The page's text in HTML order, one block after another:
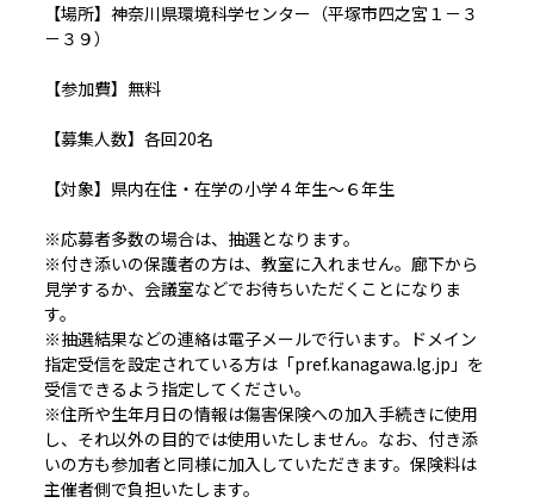
【場所】神奈川県環境科学センター（平塚市四之宮１－３
－３９）
【参加費】無料
【募集人数】各回20名
【対象】県内在住・在学の小学４年生～６年生
※応募者多数の場合は、抽選となります。
※付き添いの保護者の方は、教室に入れません。廊下から
見学するか、会議室などでお待ちいただくことになりま
す。
※抽選結果などの連絡は電子メールで行います。ドメイン
指定受信を設定されている方は「pref.kanagawa.lg.jp」を
受信できるよう指定してください。
※住所や生年月日の情報は傷害保険への加入手続きに使用
し、それ以外の目的では使用いたしません。なお、付き添
いの方も参加者と同様に加入していただきます。保険料は
主催者側で負担いたします。